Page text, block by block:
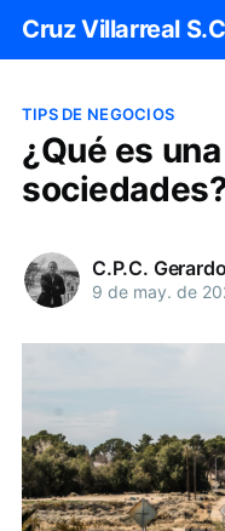
Cruz Villarreal
TIPS DE NEGOCIOS
¿Qué es
C.P.C.
9 de may. de